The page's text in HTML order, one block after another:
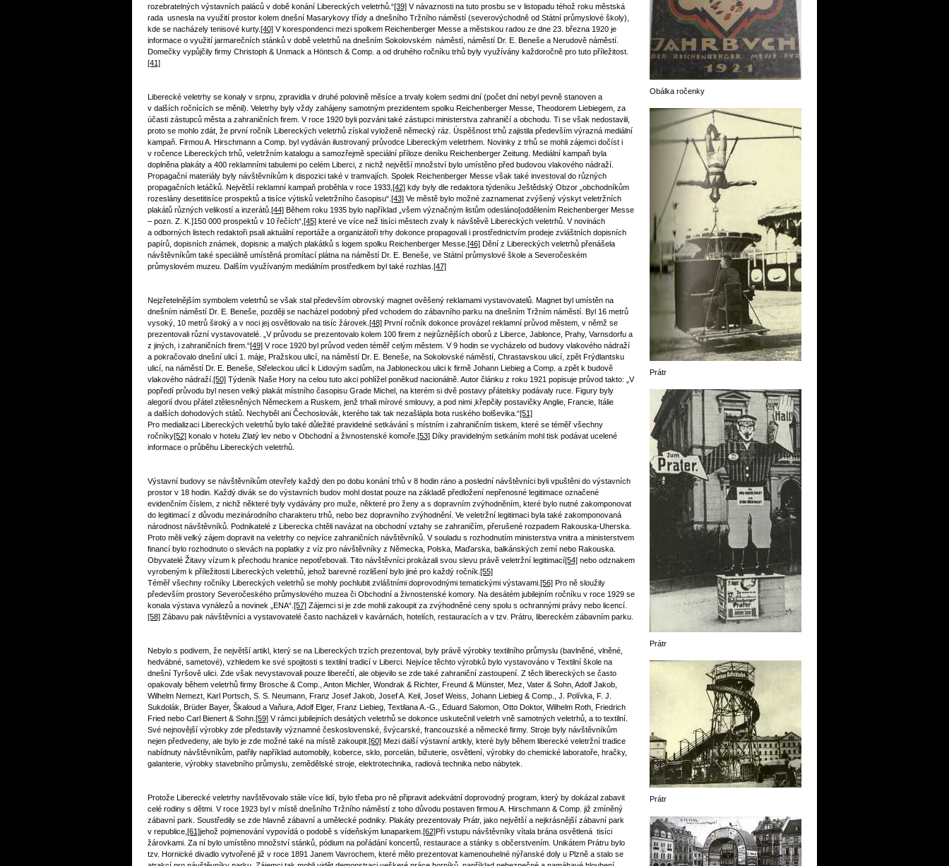
rozebratelných výstavních paláců v době konání Libereckých veletrhů.“[39] V návaznosti na tuto prosbu se v listopadu téhož roku městská
rada usnesla na využití prostor kolem dnešní Masarykovy třídy a dnešního Tržního náměstí (severovýchodně od Státní průmyslové školy),
kde se nacházely tenisové kurty.[40] V korespondenci mezi spolkem Reichenberger Messe a městskou radou ze dne 23. března 1920 je
informace o využití jarmarečních stánků v době veletrhů na dnešním Sokolovském náměstí, náměstí Dr. E. Beneše a Nerudově náměstí.
Domečky vypůjčily firmy Christoph & Unmack a Höntsch & Comp. a od druhého ročníku trhů byly využívány každoročně pro tuto příležitost.
[41]
Liberecké veletrhy se konaly v srpnu, zpravidla v druhé polovině měsíce a trvaly kolem sedmi dní (počet dní nebyl pevně stanoven a
v dalších ročnících se měnil). Veletrhy byly vždy zahájeny samotným prezidentem spolku Reichenberger Messe, Theodorem Liebiegem, za
účasti zástupců města a zahraničních firem. V roce 1920 byli pozváni také zástupci ministerstva zahraničí a obchodu. Ti se však nedostavili,
proto se mohlo zdát, že první ročník Libereckých veletrhů získal vyloženě německý ráz. Úspěšnost trhů zajistila především výrazná mediální
kampaň. Firmou A. Hirschmann a Comp. byl vydáván ilustrovaný průvodce Libereckým veletrhem. Novinky z trhů se mohli zájemci dočíst i
v ročence Libereckých trhů, veletržním katalogu a samozřejmě speciální příloze deníku Reichenberger Zeitung. Mediální kampaň byla
doplněna plakáty a 400 reklamními tabulemi po celém Liberci, z nichž největší množství bylo umístěno před budovou vlakového nádraží.
Propagační materiály byly návštěvníkům k dispozici také v tramvajích. Spolek Reichenberger Messe však také investoval do různých
propagačních letáčků. Největší reklamní kampaň proběhla v roce 1933, [42] kdy byly dle redaktora týdeníku Ještědský Obzor „obchodníkům
rozeslány desetitisíce prospektů a tisíce výtisků veletržního časopisu“. [43] Ve městě bylo možné zaznamenat zvýšený výskyt veletržních
plakátů různých velikostí a inzerátů. [44] Během roku 1935 bylo například „všem význačným listům odesláno[oddělením Reichenberger Messe
– pozn. Z. K.]150 000 prospektů v 10 řečích“, [45] které ve více než tisíci městech zvaly k návštěvě Libereckých veletrhů. V novinách
a odborných listech redaktoři psali aktuální reportáže a organizátoři trhy dokonce propagovali i prostřednictvím prodeje zvláštních dopisních
papírů, dopisních známek, dopisnic a malých plakátků s logem spolku Reichenberger Messe. [46] Dění z Libereckých veletrhů přenášela
návštěvníkům také speciálně umístěná promítací plátna na náměstí Dr. E. Beneše, ve Státní průmyslové škole a Severočeském
průmyslovém muzeu. Dalším využívaným mediálním prostředkem byl také rozhlas. [47]
Nejzřetelnějším symbolem veletrhů se však stal především obrovský magnet ověšený reklamami vystavovatelů. Magnet byl umístěn na
dnešním náměstí Dr. E. Beneše, později se nacházel podobný před vchodem do zábavního parku na dnešním Tržním náměstí. Byl 16 metrů
vysoký, 10 metrů široký a v noci jej osvětlovalo na tisíc žárovek. [48] První ročník dokonce provázel reklamní průvod městem, v němž se
prezentovali různí vystavovatelé. „V průvodu se prezentovalo kolem 100 firem z nejrůznějších oborů z Liberce, Jablonce, Prahy, Varnsdorfu a
z jiných, i zahraničních firem.“[49] V roce 1920 byl průvod veden téměř celým městem. V 9 hodin se vycházelo od budovy vlakového nádraží
a pokračovalo dnešní ulicí 1. máje, Pražskou ulicí, na náměstí Dr. E. Beneše, na Sokolovské náměstí, Chrastavskou ulicí, zpět Frýdlantsku
ulicí, na náměstí Dr. E. Beneše, Střeleckou ulicí k Lidovým sadům, na Jabloneckou ulici k firmě Johann Liebieg a Comp. a zpět k budově
vlakového nádraží. [50] Týdeník Naše Hory na celou tuto akci pohlížel poněkud nacionálně. Autor článku z roku 1921 popisuje průvod takto: „V
popředí průvodu byl nesen velký plakát místního časopisu Grade Michel, na kterém si dvě postavy přátelsky podávaly ruce. Figury byly
alegorií dvou přátel ztělesněných Německem a Ruskem, jenž trhali mírové smlouvy, a pod nimi ‚křepčily postavičky Anglie, Francie, Itálie
a dalších dohodových států. Nechyběl ani Čechoslovák, kterého tak tak nezašlápla bota ruského bolševika.“[51]
Pro medializaci Libereckých veletrhů bylo také důležité pravidelné setkávání s místním i zahraničním tiskem, které se téměř všechny
ročníky[52] konalo v hotelu Zlatý lev nebo v Obchodní a živnostenské komoře. [53] Díky pravidelným setkáním mohl tisk podávat ucelené
informace o průběhu Libereckých veletrhů.
Výstavní budovy se návštěvníkům otevřely každý den po dobu konání trhů v 8 hodin ráno a poslední návštěvníci byli vpuštěni do výstavních
prostor v 18 hodin. Každý divák se do výstavních budov mohl dostat pouze na základě předložení nepřenosné legitimace označené
evidenčním číslem, z nichž některé byly vydávány pro muže, některé pro ženy a s dopravním zvýhodněním, které bylo nutné zakomponovat
do legitimací z důvodu mezinárodního charakteru trhů, nebo bez dopravního zvýhodnění. Ve veletržní legitimaci byla také zakomponovaná
národnost návštěvníků. Podnikatelé z Liberecka chtěli navázat na obchodní vztahy se zahraničím, přerušené rozpadem Rakouska-Uherska.
Proto měli velký zájem dopravit na veletrhy co nejvíce zahraničních návštěvníků. V souladu s rozhodnutím ministerstva vnitra a ministerstvem
financí bylo rozhodnuto o slevách na poplatky z víz pro návštěvníky z Německa, Polska, Maďarska, balkánských zemí nebo Rakouska.
Obyvatelé Žitavy vízum k přechodu hranice nepotřebovali. Tito návštěvníci prokázali svou slevu právě veletržní legitimací[54] nebo odznakem
vyrobeným k příležitosti Libereckých veletrhů, jehož barevné rozlišení bylo jiné pro každý ročník. [55]
Téměř všechny ročníky Libereckých veletrhů se mohly pochlubit zvláštními doprovodnými tematickými výstavami. [56] Pro ně sloužily
především prostory Severočeského průmyslového muzea či Obchodní a živnostenské komory. Na desátém jubilejním ročníku v roce 1929 se
konala výstava vynálezů a novinek „ENA“. [57] Zájemci si je zde mohli zakoupit za zvýhodněné ceny spolu s ochrannými právy nebo licencí.
[58] Zábavu pak návštěvníci a vystavovatelé často nacházeli v kavárnách, hotelích, restauracích a v tzv. Prátru, libereckém zábavním parku.
Nebylo s podivem, že největší artikl, který se na Libereckých trzích prezentoval, byly právě výrobky textilního průmyslu (bavlněné, vlněné,
hedvábné, sametové), vzhledem ke své spojitosti s textilní tradicí v Liberci. Nejvíce těchto výrobků bylo vystavováno v Textilní škole na
dnešní Tyršově ulici. Zde však nevystavovali pouze liberečtí, ale objevilo se zde také zahraniční zastoupení. Z těch libereckých se často
opakovaly během veletrhů firmy Brosche & Comp., Anton Michler, Wondrak & Richter, Freund & Münster, Mez, Vater & Sohn, Adolf Jakob,
Wilhelm Nemezt, Karl Portsch, S. S. Neumann, Franz Josef Jakob, Josef A. Keil, Josef Weiss, Johann Liebieg & Comp., J. Polívka, F. J.
Sukdolák, Brüder Bayer, Škaloud a Vaňura, Adolf Elger, Franz Liebieg, Textilana A.-G., Eduard Salomon, Otto Doktor, Wilhelm Roth, Friedrich
Fried nebo Carl Bienert & Sohn. [59] V rámci jubilejních desátých veletrhů se dokonce uskutečnil veletrh vně samotných veletrhů, a to textilní.
Své nejnovější výrobky zde představily významné československé, švýcarské, francouzské a německé firmy. Stroje byly návštěvníkům
nejen předvedeny, ale bylo je zde možné také na místě zakoupit. [60] Mezi další výstavní artikly, které byly během liberecké veletržní tradice
nabídnuty návštěvníkům, patřily například automobily, koberce, sklo, porcelán, bižuterie, osvětlení, výrobky do chemické laboratoře, hračky,
galanterie, výrobky stavebního průmyslu, zemědělské stroje, elektrotechnika, radiová technika nebo nábytek.
Protože Liberecké veletrhy navštěvovalo stále více lidí, bylo třeba pro ně připravit adekvátní doprovodný program, který by dokázal zabavit
celé rodiny s dětmi. V roce 1923 byl v místě dnešního Tržního náměstí z toho důvodu postaven firmou A. Hirschmann & Comp. již zmíněný
zábavní park. Soustředily se zde hlavně zábavní a umělecké podniky. Plakáty prezentovaly Prátr, jako největší a nejkrásnější zábavní park
v republice, [61]jehož pojmenování vypovídá o podobě s vídeňským lunaparkem. [62]Při vstupu návštěvníky vítala brána osvětlená tisíci
žárovkami. Za ní bylo umístěno množství stánků, pódium na pořádání koncertů, restaurace a stánky s občerstvením. Unikátem Prátru bylo
tzv. Hornické divadlo vytvořené již v roce 1891 Janem Vavrochem, které mělo prezentovat kamenouhelné nýřanské doly u Plzně a stalo se
Obálka ročenky
Prátr
Prátr
Prátr